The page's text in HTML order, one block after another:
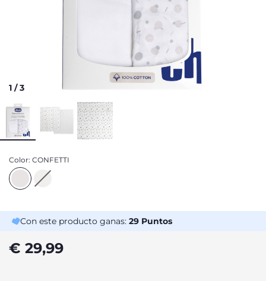
1 /3
Color: CONFETTI
Con este producto ganas: 29 Puntos
€ 29,99